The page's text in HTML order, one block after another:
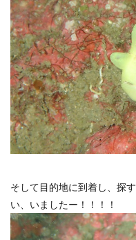
そして目的地に到着し、探
い、いましたー！！！！